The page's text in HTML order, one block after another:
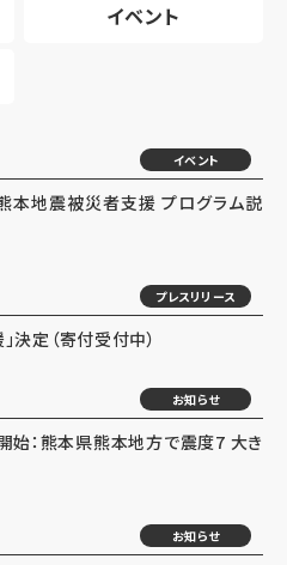
イベント
イベント
本地震被災者支援 プログラム説
プレスリリース
決定（寄付受付中）
お知らせ
始：熊本県熊本地方で震度7 大き
お知らせ